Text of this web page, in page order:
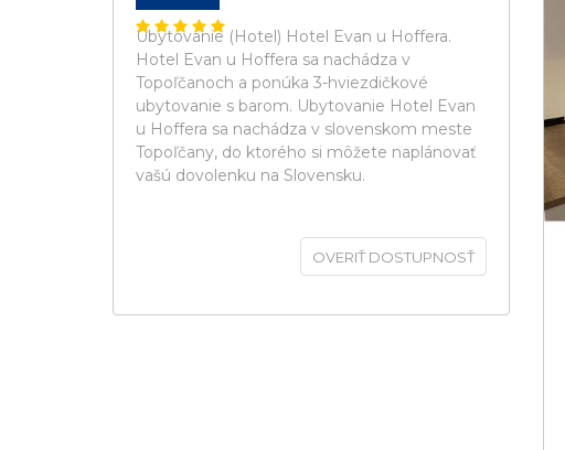
Ubytovanie (Hotel) Hotel Evan u Hoffera.
Hotel Evan u Hoffera sa nachádza v
Topoľčanoch a ponúka 3-hviezdičkové
ubytovanie s barom. Ubytovanie Hotel Evan
u Hoffera sa nachádza v slovenskom meste
Topoľčany, do ktorého si môžete naplánovať
vašú dovolenku na Slovensku.
OVERIŤ DOSTUPNOSŤ